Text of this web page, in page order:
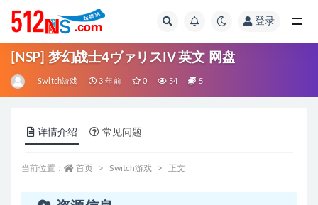
登录
[NSP] 梦幻战士4ヴァリスIV 英文 网盘
Switch游戏 3 年前 0 54 5
详情介绍 常见问题
当前位置： 首页 Switch游戏 正文